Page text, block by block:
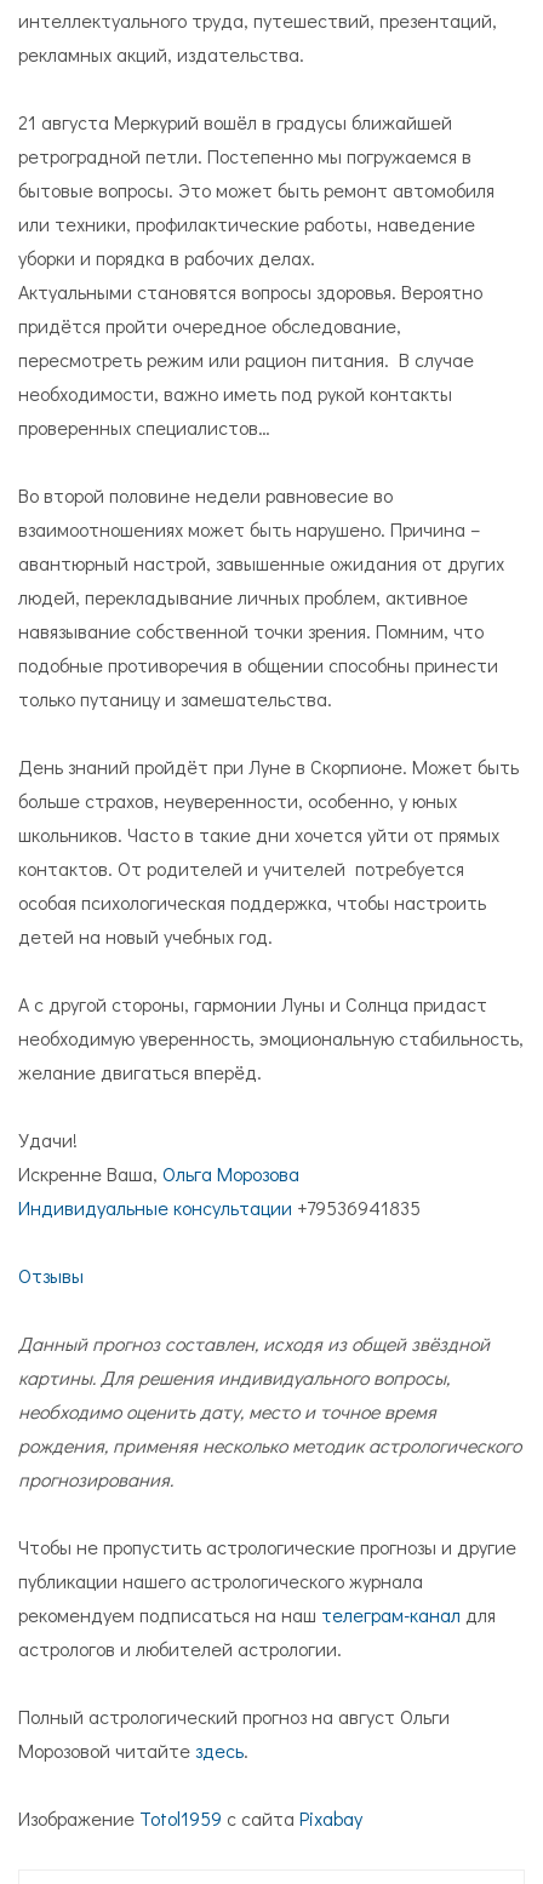
интеллектуального труда, путешествий, презентаций,
рекламных акций, издательства.
21 августа Меркурий вошёл в градусы ближайшей
ретроградной петли. Постепенно мы погружаемся в
бытовые вопросы. Это может быть ремонт автомобиля
или техники, профилактические работы, наведение
уборки и порядка в рабочих делах.
Актуальными становятся вопросы здоровья. Вероятно
придётся пройти очередное обследование,
пересмотреть режим или рацион питания. В случае
необходимости, важно иметь под рукой контакты
проверенных специалистов…
Во второй половине недели равновесие во
взаимоотношениях может быть нарушено. Причина –
авантюрный настрой, завышенные ожидания от других
людей, перекладывание личных проблем, активное
навязывание собственной точки зрения. Помним, что
подобные противоречия в общении способны принести
только путаницу и замешательства.
День знаний пройдёт при Луне в Скорпионе. Может быть
больше страхов, неуверенности, особенно, у юных
школьников. Часто в такие дни хочется уйти от прямых
контактов. От родителей и учителей потребуется
особая психологическая поддержка, чтобы настроить
детей на новый учебных год.
А с другой стороны, гармонии Луны и Солнца придаст
необходимую уверенность, эмоциональную стабильность,
желание двигаться вперёд.
Удачи!
Искренне Ваша, Ольга Морозова
Индивидуальные консультации +79536941835
Отзывы
Данный прогноз составлен, исходя из общей звёздной
картины. Для решения индивидуального вопросы,
необходимо оценить дату, место и точное время
рождения, применяя несколько методик астрологического
прогнозирования.
Чтобы не пропустить астрологические прогнозы и другие
публикации нашего астрологического журнала
рекомендуем подписаться на наш телеграм-канал для
астрологов и любителей астрологии.
Полный астрологический прогноз на август Ольги
Морозовой читайтездесь.
Изображение Totol1959 с сайта Pixabay